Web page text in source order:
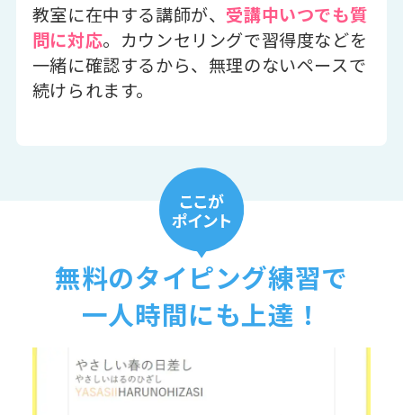
教室に在中する講師が、 受講中いつでも質
問に対応。カウンセリングで習得度などを
一緒に確認するから、無理のないペースで
続けられます。
無料のタイピング練習で
一人時間にも上達！